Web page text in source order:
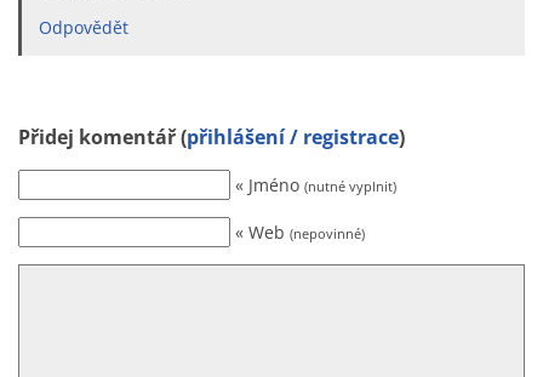
Odpovědět
Přidej komentář (přihlášení / registrace)
« Jméno (nutné vyplnit)
« Web (nepovinné)